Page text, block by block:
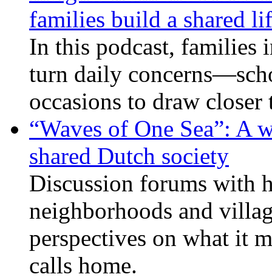
families build a shared
In this podcast, families
turn daily
occasions to draw
“Waves of One Sea”:
shared Dutch society
Discussion forums with
neighborhoods and
perspectives on what it
calls home.